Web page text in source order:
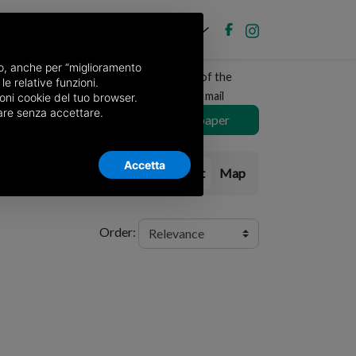
Receive a copy of the
newspaper by mail
Choose newspaper
List Map
Order:
anche per “miglioramento
relative funzioni.
cookie del tuo browser.
senza accettare.
Accetta